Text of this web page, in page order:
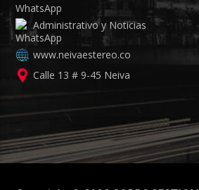
Administrativo y Noticias
www.neivaestereo.co
Calle 13 # 9-45 Neiva